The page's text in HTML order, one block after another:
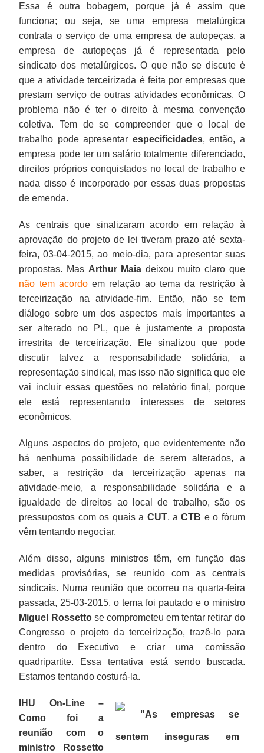
Essa é outra bobagem, porque já é assim que
funciona; ou seja, se uma empresa metalúrgica
contrata o serviço de uma empresa de autopeças, a
empresa de autopeças já é representada pelo
sindicato dos metalúrgicos. O que não se discute é
que a atividade terceirizada é feita por empresas que
prestam serviço de outras atividades econômicas. O
problema não é ter o direito à mesma convenção
coletiva. Tem de se compreender que o local de
trabalho pode apresentar especificidades, então, a
empresa pode ter um salário totalmente diferenciado,
direitos próprios conquistados no local de trabalho e
nada disso é incorporado por essas duas propostas
de emenda.
As centrais que sinalizaram acordo em relação à
aprovação do projeto de lei tiveram prazo até sexta-
feira, 03-04-2015, ao meio-dia, para apresentar suas
propostas. Mas Arthur Maia deixou muito claro que
não tem acordoem relação ao tema da restrição à
terceirização na atividade-fim. Então, não se tem
diálogo sobre um dos aspectos mais importantes a
ser alterado no PL, que é justamente a proposta
irrestrita de terceirização. Ele sinalizou que pode
discutir talvez a responsabilidade solidária, a
representação sindical, mas isso não significa que ele
vai incluir essas questões no relatório final, porque
ele está representando interesses de setores
econômicos.
Alguns aspectos do projeto, que evidentemente não
há nenhuma possibilidade de serem alterados, a
saber, a restrição da terceirização apenas na
atividade-meio, a responsabilidade solidária e a
igualdade de direitos ao local de trabalho, são os
pressupostos com os quais a CUT, aCTB e o fórum
vêm tentando negociar.
Além disso, alguns ministros têm, em função das
medidas provisórias, se reunido com as centrais
sindicais. Numa reunião que ocorreu na quarta-feira
passada, 25-03-2015, o tema foi pautado e o ministro
Miguel Rossettose comprometeu em tentar retirar do
Congresso o projeto da terceirização, trazê-lo para
dentro do Executivo e criar uma comissão
quadripartite. Essa tentativa está sendo buscada.
Estamos tentando costurá-la.
"As empresas se
sentem inseguras em
IHU On-Line –
Como foi a
reunião com o
ministro Rossetto